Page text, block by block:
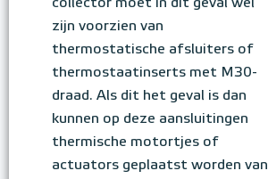
collector moet in dit geval wel
zijn voorzien van
thermostatische afsluiters of
thermostaatinserts met M30-
draad. Als dit het geval is dan
kunnen op deze aansluitingen
thermische motortjes of
actuators geplaatst worden van